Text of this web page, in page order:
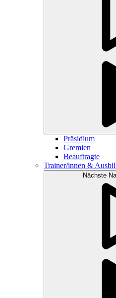
Präsidium
Gremien
Beauftragte
Trainer/innen &
Nächste